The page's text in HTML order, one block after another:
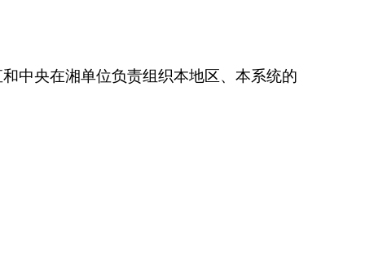
中央在湘单位负责组织本地区、本系统的